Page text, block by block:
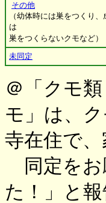
その他
（幼体時には巣をつくり、
は
巣をつくらないクモなど）
未同定
＠「クモ
モ」は、
寺在住で
同定をお
た！」と